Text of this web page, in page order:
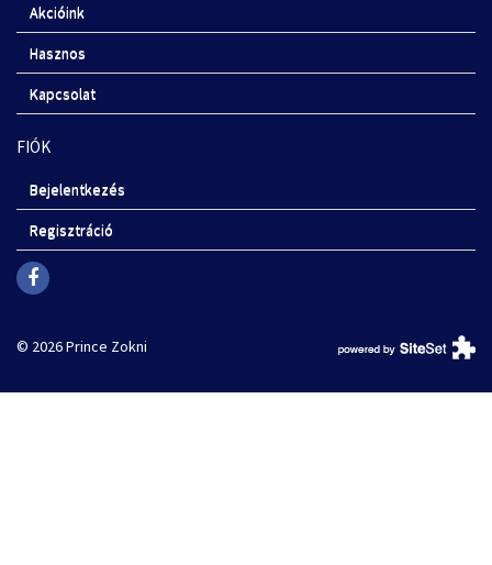
Akcióink
Hasznos
Kapcsolat
FIÓK
Bejelentkezés
Regisztráció
© 2026 Prince Zokni